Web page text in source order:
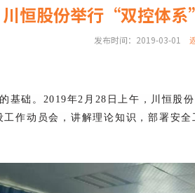
川恒股份举行“双控体
发布时间：2019-03-01
基础。2019年2月28日上午，川恒股
作动员会，讲解理论知识，部署安